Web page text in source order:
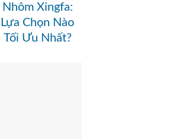
Nhôm Xingfa:
Lựa Chọn Nào
Tối Ưu Nhất?